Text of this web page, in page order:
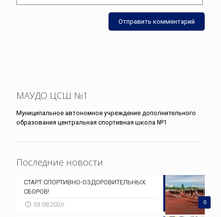
МАУДО ЦСШ №1
Муниципальное автономное учреждение дополнительного
образования центральная спортивная школа №1
Последние новости
0
СТАРТ СПОРТИВНО-ОЗДОРОВИТЕЛЬНЫХ
СБОРОВ!
03.08.2026